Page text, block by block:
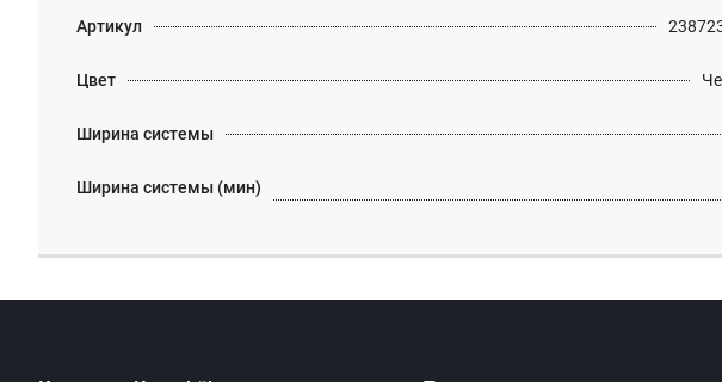
Артикул
Цвет
Ширина системы
Ширина системы (мин)